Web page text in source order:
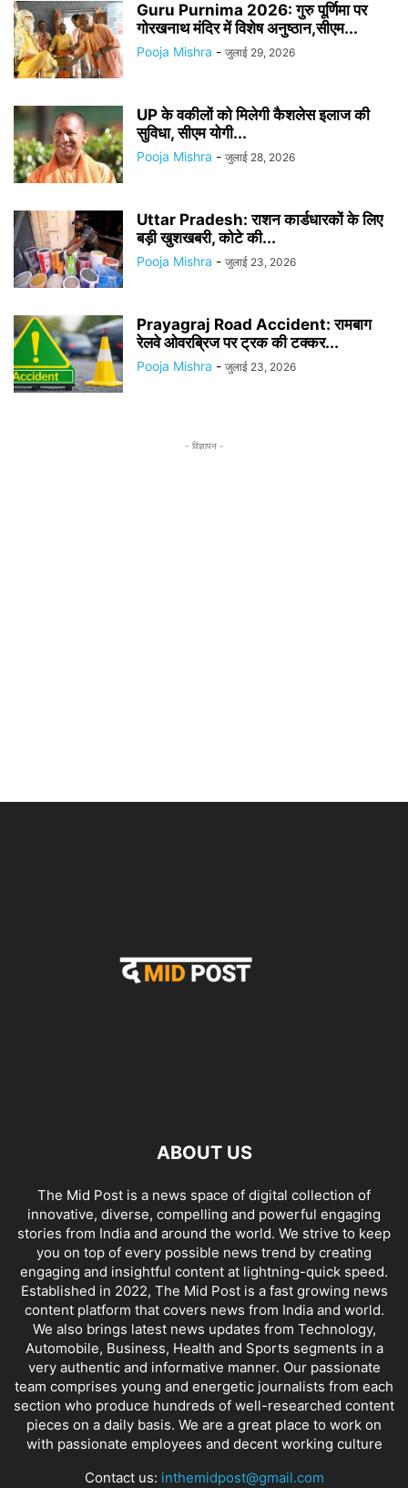
Guru Purnima 2026: गुरु पूर्णिमा पर
गोरखनाथ मंदिर में विशेष अनुष्ठान,सीएम...
Pooja Mishra - जुलाई 29, 2026
UP के वकीलों को मिलेगी कैशलेस इलाज की
सुविधा, सीएम योगी...
Pooja Mishra - जुलाई 28, 2026
Uttar Pradesh: राशन कार्डधारकों के लिए
बड़ी खुशखबरी, कोटे की...
Pooja Mishra - जुलाई 23, 2026
Prayagraj Road Accident: रामबाग
रेलवे ओवरब्रिज पर ट्रक की टक्कर...
Pooja Mishra - जुलाई 23, 2026
- विज्ञापन -
ABOUT US
The Mid Post is a news space of digital collection of
innovative, diverse, compelling and powerful engaging
stories from India and around the world. We strive to keep
you on top of every possible news trend by creating
engaging and insightful content at lightning-quick speed.
Established in 2022, The Mid Post is a fast growing news
content platform that covers news from India and world.
We also brings latest news updates from Technology,
Automobile, Business, Health and Sports segments in a
very authentic and informative manner. Our passionate
team comprises young and energetic journalists from each
section who produce hundreds of well-researched content
pieces on a daily basis. We are a great place to work on
with passionate employees and decent working culture
Contact us: inthemidpost@gmail.com